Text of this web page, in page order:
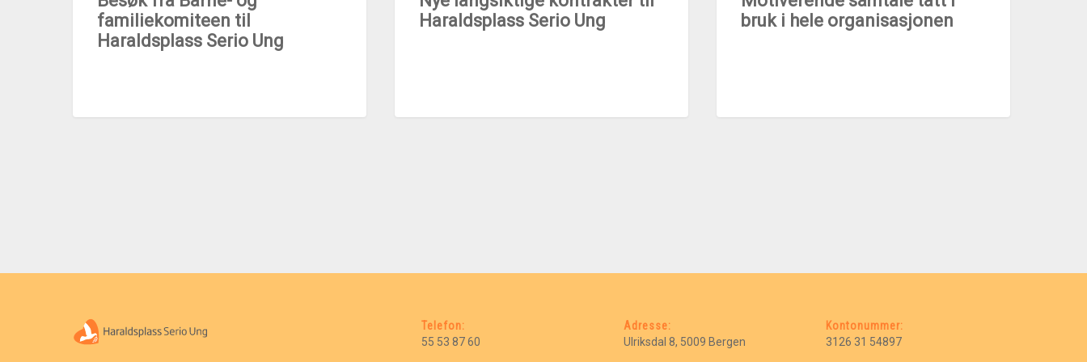
familiekomiteen til
Haraldsplass Serio Ung
Haraldsplass Serio Ung
bruk i hele organisasjonen
Telefon:
55 53 87 60
Adresse:
Ulriksdal 8, 5009 Bergen
Kontonummer:
3126 31 54897